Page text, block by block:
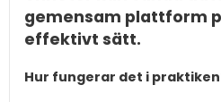
gemensam plattform
effektivt sätt.
Hur fungerar det i